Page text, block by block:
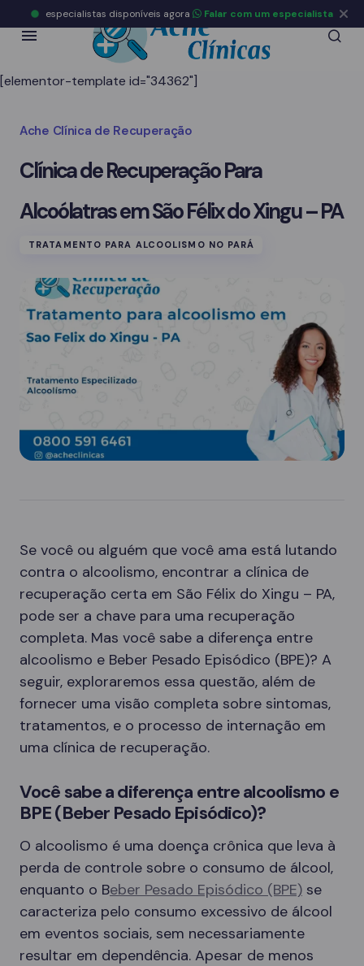
[elementor-template id="34362"]
Ache Clínica de Recuperação
Clínica de Recuperação Para
Alcoólatras em São Félix do Xingu – PA
TRATAMENTO PARA ALCOOLISMO NO PARÁ
Se você ou alguém que você ama está lutando
contra o alcoolismo, encontrar a clínica de
recuperação certa em São Félix do Xingu – PA,
pode ser a chave para uma recuperação
completa. Mas você sabe a diferença entre
alcoolismo e Beber Pesado Episódico (BPE)? A
seguir, exploraremos essa questão, além de
fornecer uma visão completa sobre sintomas,
tratamentos, e o processo de internação em
uma clínica de recuperação.
Você sabe a diferença entre alcoolismo e
BPE (Beber Pesado Episódico)?
O alcoolismo é uma doença crônica que leva à
perda de controle sobre o consumo de álcool,
enquanto o Beber Pesado Episódico (BPE) se
caracteriza pelo consumo excessivo de álcool
em eventos sociais, sem necessariamente
resultar em dependência. Apesar de menos
especialistas disponíveis agora Falar com um especialista